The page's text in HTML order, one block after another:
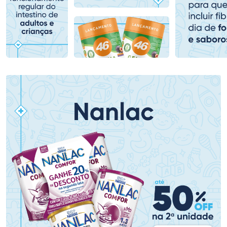
Comprar sem Desconto
Por R$ 159,59/cada
Comprar sem Desconto
Por R$ 159,59/cada
Comprar sem Desconto
Por R$ 139,59/cada
Comprar sem Desconto
Por R$ 139,59/cada